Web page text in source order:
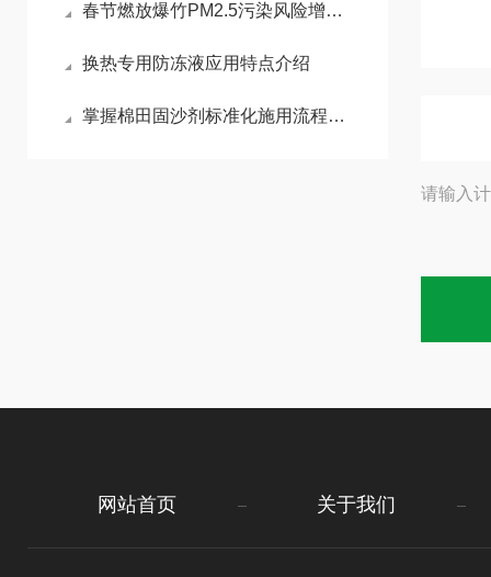
春节燃放爆竹PM2.5污染风险增加，如何做好污染防治工作
换热专用防冻液应用特点介绍
掌握棉田固沙剂标准化施用流程减少风沙侵蚀对棉苗的损伤
请输入
网站首页 关于我们